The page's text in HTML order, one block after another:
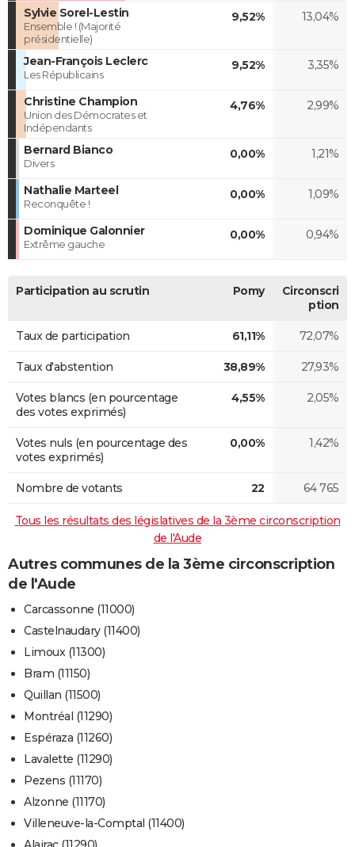
Sylvie Sorel-Lestin
Ensemble ! (Majorité
présidentielle)
9,52% 13,04%
Jean-François Leclerc
Les Républicains
9,52% 3,35%
Christine Champion
Union des Démocrates et
Indépendants
4,76% 2,99%
Bernard Bianco
Divers
0,00% 1,21%
Nathalie Marteel
Reconquête !
0,00% 1,09%
Dominique Galonnier
Extrême gauche
0,00% 0,94%
Participation au scrutin Pomy
Circonscri
ption
Taux de participation 61,11% 72,07%
Taux d'abstention 38,89% 27,93%
Votes blancs (en pourcentage
des votes exprimés)
4,55% 2,05%
Votes nuls (en pourcentage des
votes exprimés)
0,00% 1,42%
Nombre de votants 22 64 765
Tous les résultats des législatives de la 3ème circonscription
de l'Aude
Autres communes de la 3ème circonscription
de l'Aude
Carcassonne (11000)
Castelnaudary (11400)
Limoux (11300)
Bram (11150)
Quillan (11500)
Montréal (11290)
Espéraza (11260)
Lavalette (11290)
Pezens (11170)
Alzonne (11170)
Villeneuve-la-Comptal (11400)